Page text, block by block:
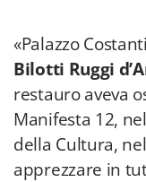
«Palazzo
Bilotti Ruggi
restauro aveva
Manifesta 12,
della Cultura,
apprezzare in